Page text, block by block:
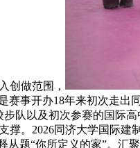
创做范围，
赛事开办18年来初次走
队以及初次参赛的国际
撑。2026同济大学国际
从题“你所定义的家”。汇